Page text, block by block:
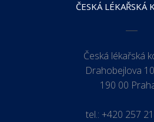
ČESKÁ LÉKAŘSKÁ
Česká lékařská
Drahobejlova
190 00
tel.: +420 257